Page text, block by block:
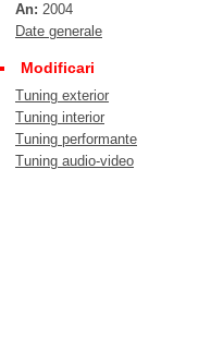
An: 2004
Date generale
Modificari
Tuning exterior
Tuning interior
Tuning performante
Tuning audio-video